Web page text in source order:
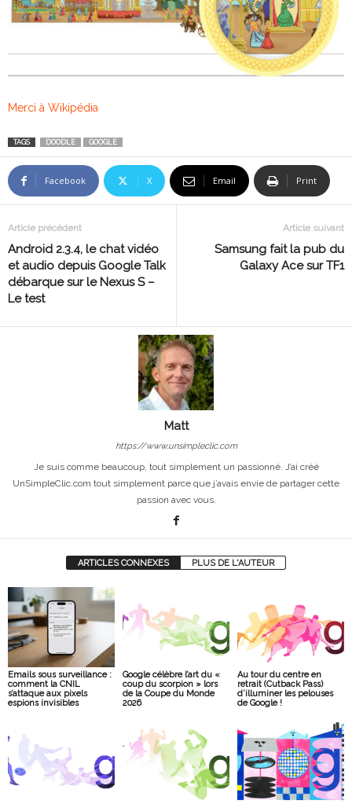
Merci à Wikipédia
TAGS DOODLE GOOGLE
Facebook X Email Print
Article précédent
Android 2.3.4, le chat vidéo
et audio depuis Google Talk
débarque sur le Nexus S –
Le test
Article suivant
Samsung fait la pub du
Galaxy Ace sur TF1
Matt
https://www.unsimpleclic.com
Je suis comme beaucoup, tout simplement un passionné. J’ai créé
UnSimpleClic.com tout simplement parce que j’avais envie de partager cette
passion avec vous.
ARTICLES CONNEXES PLUS DE L'AUTEUR
Emails sous surveillance :
comment la CNIL
s’attaque aux pixels
espions invisibles
Google célèbre l’art du «
coup du scorpion » lors
de la Coupe du Monde
2026
Au tour du centre en
retrait (Cutback Pass)
d’illuminer les pelouses
de Google !